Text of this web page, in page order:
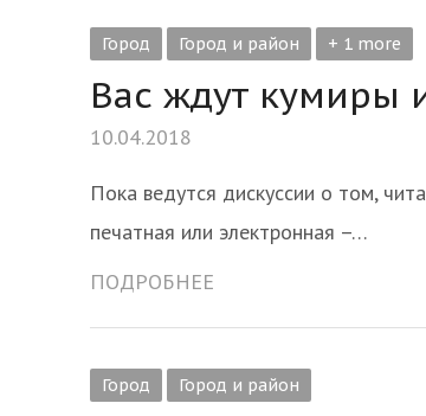
Город Город и район + 1 more
Вас ждут кумиры
10.04.2018
Пока ведутся дискуссии о том,
печатная или электронная –…
ПОДРОБНЕЕ
Город Город и район